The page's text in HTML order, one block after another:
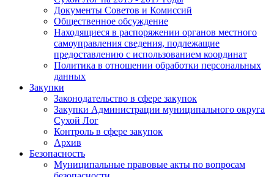
Документы Советов и Комиссий
Общественное обсуждение
Находящиеся в распоряжении органов местного
самоуправления сведения, подлежащие
предоставлению с использованием координат
Политика в отношении обработки персональных
данных
Закупки
Законодательство в сфере закупок
Закупки Администрации муниципального округа
Сухой Лог
Контроль в сфере закупок
Архив
Безопасность
Муниципальные правовые акты по вопросам